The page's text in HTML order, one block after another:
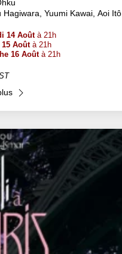
Hagiwara, Yuumi Kawai, Aoi Itô
14 Aoûtà 21h
Aoûtà 21h
16 Aoûtà 21h